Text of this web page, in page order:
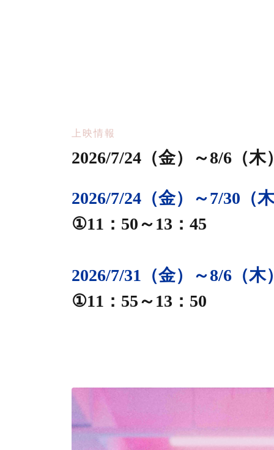
静岡シネ・ギャラリー
悪魔が引っ越してきた
2026/7/24（金）～8/6（木）まで上映
上映情報
2026/7/24（金）～8/6（
2026/7/24（金）～7/30（
①11：50～13：45
2026/7/31（金）～8/6（木
①11：55～13：50